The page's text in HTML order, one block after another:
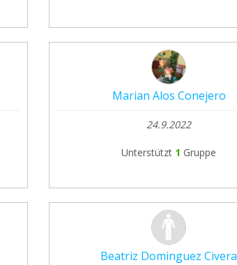
Marian Alos Conejero
24.9.2022
Unterstützt 1 Gruppe
Beatriz Dominguez Civera